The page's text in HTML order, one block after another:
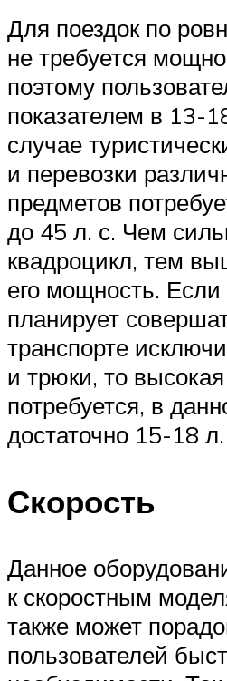
Для поездок по
не требуется
поэтому
показателем в 13-
случае
и перевозки
предметов
до 45 л. с. Чем
квадроцикл, тем
его мощность. Если
планирует
транспорте
и трюки, то
потребуется, в
достаточно 15-18
Скорость
Данное
к скоростным
также может
пользователей